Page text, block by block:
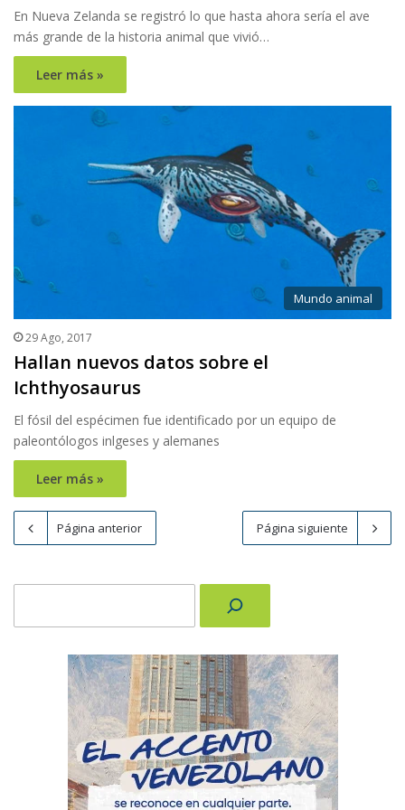
En Nueva Zelanda se registró lo que hasta ahora sería el ave
más grande de la historia animal que vivió…
Leer más »
Mundo animal
29 Ago, 2017
Hallan nuevos datos sobre el
Ichthyosaurus
El fósil del espécimen fue identificado por un equipo de
paleontólogos inlgeses y alemanes
Leer más »
Página anterior Página siguiente